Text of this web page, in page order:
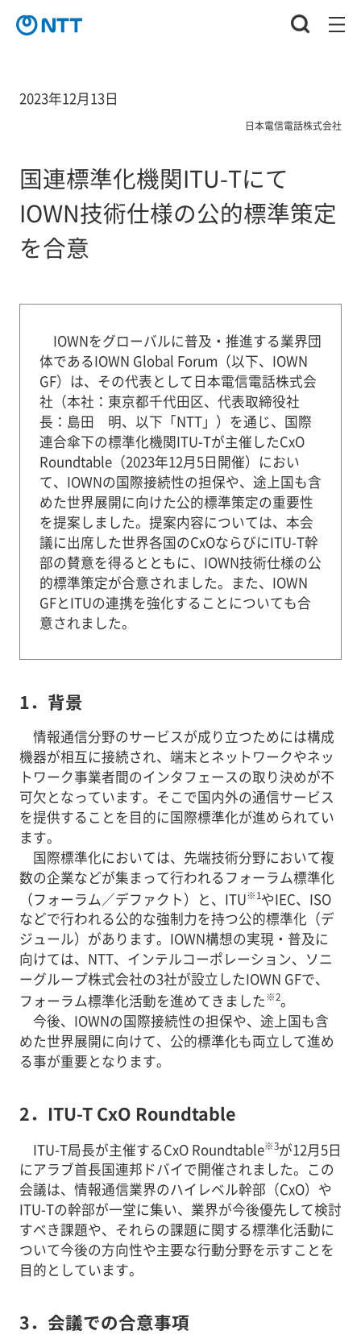
2023年12月13日
日本電信電話株式会社
国連標準化機関ITU-Tにて
IOWN技術仕様の公的標準策定
を合意
IOWNをグローバルに普及・推進する業界団
体であるIOWN Global Forum（以下、IOWN
GF）は、その代表として日本電信電話株式会
社（本社：東京都千代田区、代表取締役社
長：島田 明、以下「NTT」）を通じ、国際
連合傘下の標準化機関ITU-Tが主催したCxO
Roundtable（2023年12月5日開催）におい
て、IOWNの国際接続性の担保や、途上国も含
めた世界展開に向けた公的標準策定の重要性
を提案しました。提案内容については、本会
議に出席した世界各国のCxOならびにITU-T幹
部の賛意を得るとともに、IOWN技術仕様の公
的標準策定が合意されました。また、IOWN
GFとITUの連携を強化することについても合
意されました。
1．背景
情報通信分野のサービスが成り立つためには構成
機器が相互に接続され、端末とネットワークやネッ
トワーク事業者間のインタフェースの取り決めが不
可欠となっています。そこで国内外の通信サービス
を提供することを目的に国際標準化が進められてい
ます。
国際標準化においては、先端技術分野において複
数の企業などが集まって行われるフォーラム標準化
（フォーラム／デファクト）と、ITU※1やIEC、ISO
などで行われる公的な強制力を持つ公的標準化（デ
ジュール）があります。IOWN構想の実現・普及に
向けては、NTT、インテルコーポレーション、ソニ
ーグループ株式会社の3社が設立したIOWN GFで、
フォーラム標準化活動を進めてきました※2。
今後、IOWNの国際接続性の担保や、途上国も含
めた世界展開に向けて、公的標準化も両立して進め
る事が重要となります。
2．ITU-T CxO Roundtable
ITU-T局長が主催するCxO Roundtable※3が12月5日
にアラブ首長国連邦ドバイで開催されました。この
会議は、情報通信業界のハイレベル幹部（CxO）や
ITU-Tの幹部が一堂に集い、業界が今後優先して検討
すべき課題や、それらの課題に関する標準化活動に
ついて今後の方向性や主要な行動分野を示すことを
目的としています。
3．会議での合意事項